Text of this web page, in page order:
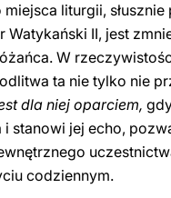
liturgii,
Watykański II, jest
W
ta nie tylko nie
dla niej oparciem,
stanowi jej echo,
codziennym.